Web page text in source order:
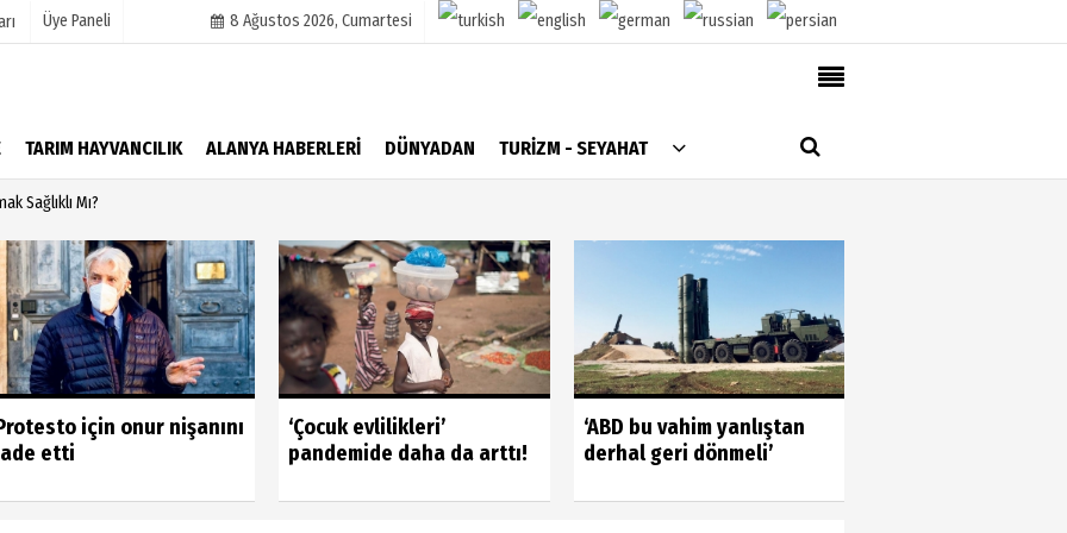
Üye Paneli 8 Ağustos 2026, Cumartesi
TARIM HAYVANCILIK ALANYA HABERLERİ DÜNYADAN TURİZM - SEYAHAT
Köşe Yazarları
Video Galeri
AlanyaTime TV
Moovit
Künye
Sağlıklı Mı?
için onur nişanını
etti
‘Çocuk evlilikleri’
pandemide daha da arttı!
‘ABD bu vahim yanlıştan
derhal geri dönmeli’